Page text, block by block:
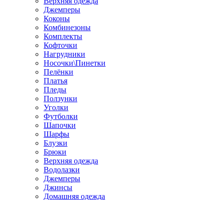
Джемперы
Коконы
Комбинезоны
Комплекты
Кофточки
Нагрудники
Носочки\Пинетки
Пелёнки
Платья
Пледы
Ползунки
Уголки
Футболки
Шапочки
Шарфы
Блузки
Брюки
Верхняя одежда
Водолазки
Джемперы
Джинсы
Домашняя одежда